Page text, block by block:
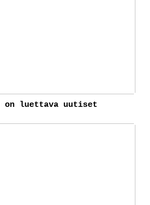
on luettava uutiset